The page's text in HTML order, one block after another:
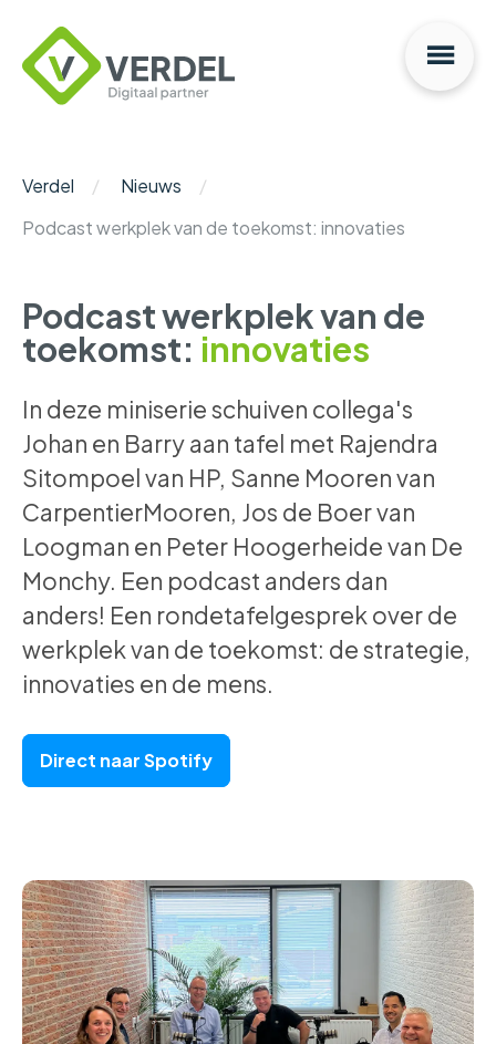
Verdel
Nieuws
Podcast werkplek van de toekomst: innovaties
Podcast werkplek van de
toekomst: innovaties
In deze miniserie schuiven collega's
Johan en Barry aan tafel met Rajendra
Sitompoel van HP, Sanne Mooren van
CarpentierMooren, Jos de Boer van
Loogman en Peter Hoogerheide van De
Monchy. Een podcast anders dan
anders! Een rondetafelgesprek over de
werkplek van de toekomst: de strategie,
innovaties en de mens.
Direct naar Spotify